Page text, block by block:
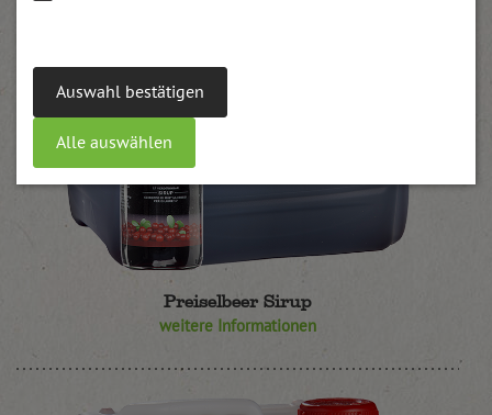
Auswahl bestätigen
Alle auswählen
Preiselbeer Sirup
weitere Informationen